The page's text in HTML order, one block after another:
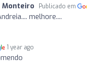
Monteiro Publicado em
melhore....
1 year ago